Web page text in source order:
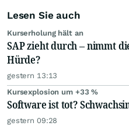
Lesen Sie auch
Kurserholung hält an
SAP zieht durch – nimmt
Hürde?
gestern 13:13
Kursexplosion um +33 %
Software ist tot?
gestern 09:28